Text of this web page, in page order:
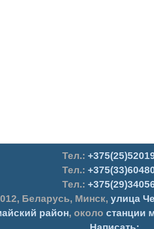
Тел.:
Тел.:
Тел.:
, Беларусь, Минск, улица
район, около станции